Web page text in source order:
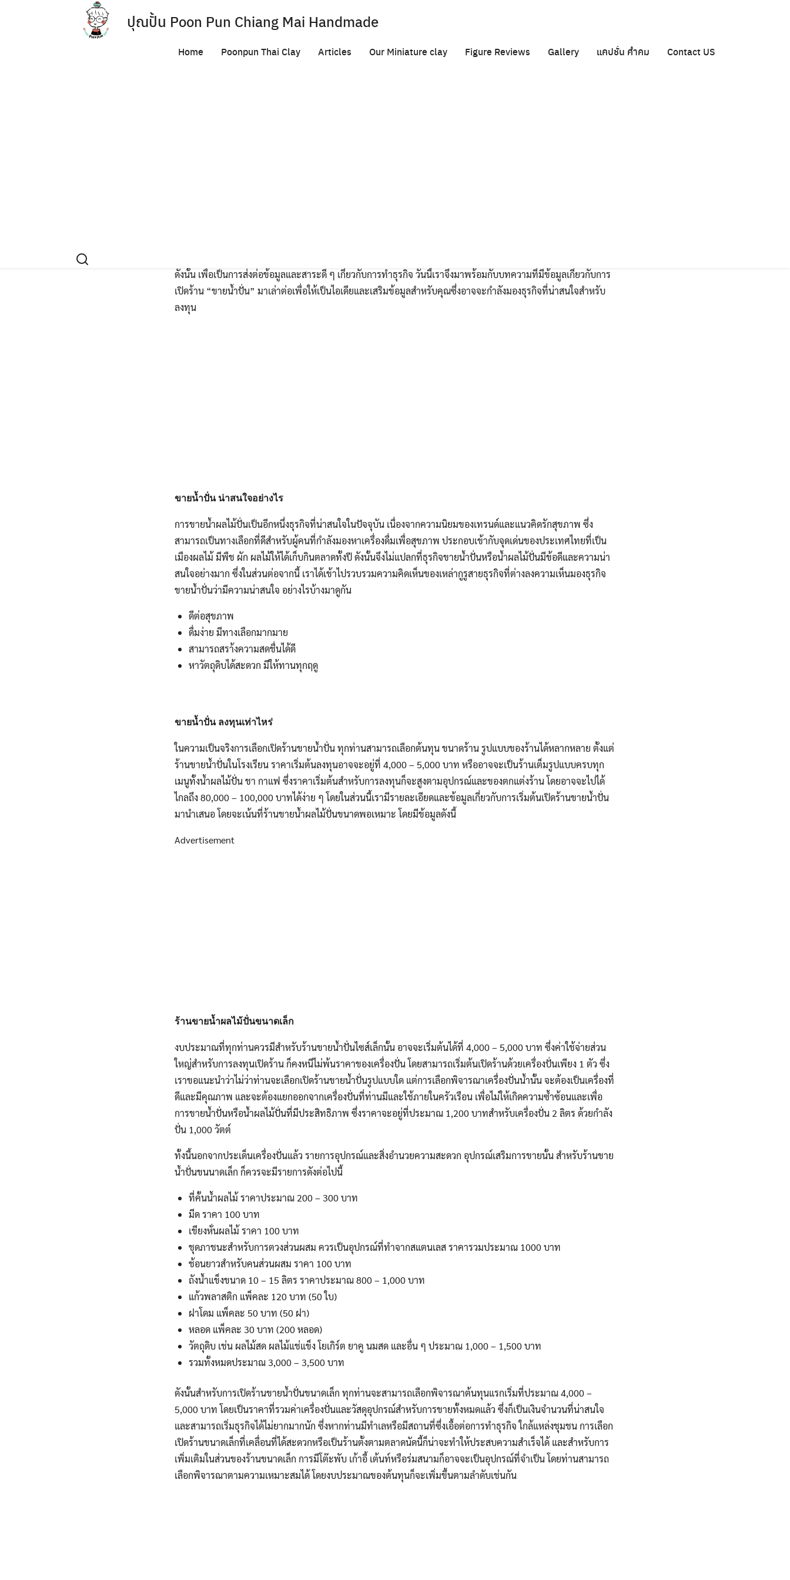
ปุณปั้น Poon Pun Chiang Mai Handmade
Home Poonpun Thai Clay Articles Our Miniature clay Figure Reviews Gallery แคปชั่น คำคม Contact US
ดังนั้น เพื่อเป็นการส่งต่อข้อมูลและสาระดี ๆ เกี่ยวกับการทำธุรกิจ วันนี้เราจึงมาพร้อมกับบทความที่มีข้อมูลเกี่ยวกับการ
เปิดร้าน “ขายน้ำปั่น” มาเล่าต่อเพื่อให้เป็นไอเดียและเสริมข้อมูลสำหรับคุณซึ่งอาจจะกำลังมองธุรกิจที่น่าสนใจสำหรับ
ลงทุน
ขายน้ำปั่น น่าสนใจอย่างไร
การขายน้ำผลไม้ปั่นเป็นอีกหนึ่งธุรกิจที่น่าสนใจในปัจจุบัน เนื่องจากความนิยมของเทรนด์และแนวคิดรักสุขภาพ ซึ่ง
สามารถเป็นทางเลือกที่ดีสำหรับผู้คนที่กำลังมองหาเครื่องดื่มเพื่อสุขภาพ ประกอบเข้ากับจุดเด่นของประเทศไทยที่เป็น
เมืองผลไม้ มีพืช ผัก ผลไม้ให้ได้เก็บกินตลาดทั้งปี ดังนั้นจึงไม่แปลกที่ธุรกิจขายน้ำปั่นหรือน้ำผลไม้ปั่นมีข้อดีและความน่า
สนใจอย่างมาก ซึ่งในส่วนต่อจากนี้ เราได้เข้าไปรวบรวมความคิดเห็นของเหล่ากูรูสายธุรกิจที่ต่างลงความเห็นมองธุรกิจ
ขายน้ำปั่นว่ามีความน่าสนใจ อย่างไรบ้างมาดูกัน
ดีต่อสุขภาพ
ดื่มง่าย มีทางเลือกมากมาย
สามารถสรา้งความสดชื่นได้ดี
หาวัตถุดิบได้สะดวก มีให้ทานทุกฤดู
ขายน้ำปั่น ลงทุนเท่าไหร่
ในความเป็นจริงการเลือกเปิดร้านขายน้ำปั่น ทุกท่านสามารถเลือกต้นทุน ขนาดร้าน รูปแบบของร้านได้หลากหลาย ตั้งแต่
ร้านขายน้ำปั่นในโรงเรียน ราคาเริ่มต้นลงทุนอาจจะอยู่ที่ 4,000 – 5,000 บาท หรืออาจจะเป็นร้านเต็มรูปแบบครบทุก
เมนูทั้งน้ำผลไม้ปั่น ชา กาแฟ ซึ่งราคาเริ่มต้นสำหรับการลงทุนก็จะสูงตามอุปกรณ์และของตกแต่งร้าน โดยอาจจะไปได้
ไกลถึง 80,000 – 100,000 บาทได้ง่าย ๆ โดยในส่วนนี้เรามีรายละเอียดและข้อมูลเกี่ยวกับการเริ่มต้นเปิดร้านขายน้ำปั่น
มานำเสนอ โดยจะเน้นที่ร้านขายน้ำผลไม้ปั่นขนาดพอเหมาะ โดยมีข้อมูลดังนี้
Advertisement
ร้านขายน้ำผลไม้ปั่นขนาดเล็ก
งบประมาณที่ทุกท่านควรมีสำหรับร้านขายน้ำปั่นไซส์เล็กนั้น อาจจะเริ่มต้นได้ที่ 4,000 – 5,000 บาท ซึ่งค่าใช้จ่ายส่วน
ใหญ่สำหรับการลงทุนเปิดร้าน ก็คงหนีไม่พ้นราคาของเครื่องปั่น โดยสามารถเริ่มต้นเปิดร้านด้วยเครื่องปั่นเพียง 1 ตัว ซึ่ง
เราขอแนะนำว่าไม่ว่าท่านจะเลือกเปิดร้านขายน้ำปั่นรูปแบบใด แต่การเลือกพิจารณาเครื่องปั่นน้ำนั้น จะต้องเป็นเครื่องที่
ดีและมีคุณภาพ และจะต้องแยกออกจากเครื่องปั่นที่ท่านมีและใช้ภายในครัวเรือน เพื่อไม่ให้เกิดความซ้ำซ้อนและเพื่อ
การขายน้ำปั่นหรือน้ำผลไม้ปั่นที่มีประสิทธิภาพ ซึ่งราคาจะอยู่ที่ประมาณ 1,200 บาทสำหรับเครื่องปั่น 2 ลิตร ด้วยกำลัง
ปั่น 1,000 วัตต์
ทั้งนี้นอกจากประเด็นเครื่องปั่นแล้ว รายการอุปกรณ์และสิ่งอำนวยความสะดวก อุปกรณ์เสริมการขายนั้น สำหรับร้านขาย
น้ำปั่นขนนาดเล็ก ก็ควรจะมีรายการดังต่อไปนี้
ที่คั้นน้ำผลไม้ ราคาประมาณ 200 – 300 บาท
มีด ราคา 100 บาท
เขียงหั่นผลไม้ ราคา 100 บาท
ชุดภาชนะสำหรับการตวงส่วนผสม ควรเป็นอุปกรณ์ที่ทำจากสแตนเลส ราคารวมประมาณ 1000 บาท
ช้อนยาวสำหรับคนส่วนผสม ราคา 100 บาท
ถังน้ำแข็งขนาด 10 – 15 ลิตร ราคาประมาณ 800 – 1,000 บาท
แก้วพลาสติก แพ็คละ 120 บาท (50 ใบ)
ฝาโดม แพ็คละ 50 บาท (50 ฝา)
หลอด แพ็คละ 30 บาท (200 หลอด)
วัตถุดิบ เช่น ผลไม้สด ผลไม้แช่แข็ง โยเกิร์ต ยาคู นมสด และอื่น ๆ ประมาณ 1,000 – 1,500 บาท
รวมทั้งหมดประมาณ 3,000 – 3,500 บาท
ดังนั้นสำหรับการเปิดร้านขายน้ำปั่นขนาดเล็ก ทุกท่านจะสามารถเลือกพิจารณาต้นทุนแรกเริ่มที่ประมาณ 4,000 –
5,000 บาท โดยเป็นราคาที่รวมค่าเครื่องปั่นและวัสดุอุปกรณ์สำหรับการขายทั้งหมดแล้ว ซึ่งก็เป็นเงินจำนวนที่น่าสนใจ
และสามารถเริ่มธุรกิจได้ไม่ยากมากนัก ซึ่งหากท่านมีทำเลหรือมีสถานที่ซึ่งเอื้อต่อการทำธุรกิจ ใกล้แหล่งชุมชน การเลือก
เปิดร้านขนาดเล็กที่เคลื่อนที่ได้สะดวกหรือเป็นร้านตั้งตามตลาดนัดนี้ก็น่าจะทำให้ประสบความสำเร็จได้ และสำหรับการ
เพิ่มเติมในส่วนของร้านขนาดเล็ก การมีโต๊ะพับ เก้าอี้ เต้นท์หรือร่มสนามก็อาจจะเป็นอุปกรณ์ที่จำเป็น โดยท่านสามารถ
เลือกพิจารณาตามความเหมาะสมได้ โดยงบประมาณของต้นทุนก็จะเพิ่มขึ้นตามลำดับเช่นกัน